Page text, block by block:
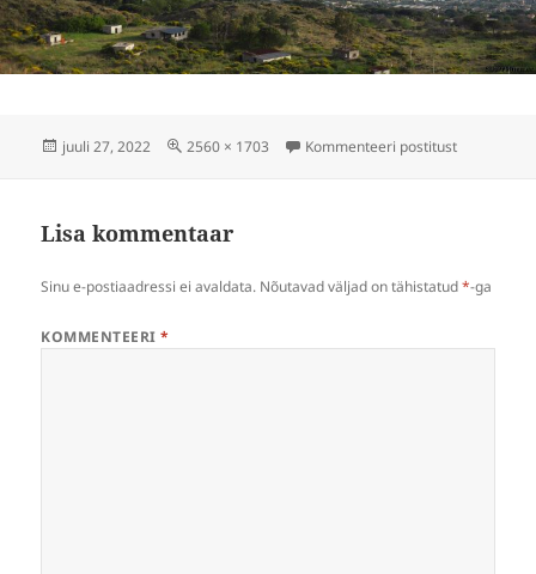
Postitatud
juuli 27, 2022 Täissuuruses
2560 × 1703 Kommenteeri postitustnapoli-
Lisa kommentaar
Sinu e-postiaadressi ei avaldata. Nõutavad väljad on tähistatud*-ga
KOMMENTEERI*